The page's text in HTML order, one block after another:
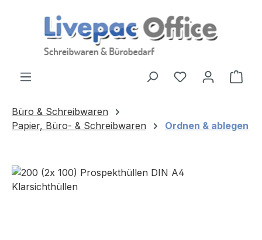
Zum Hauptinhalt springen
Büro & Schreibwaren
Papier, Büro- & Schreibwaren
Ordnen & ablegen
Bildergalerie überspringen